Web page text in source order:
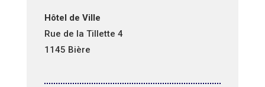
Hôtel de Ville
Rue de la Tillette 4
1145 Bière